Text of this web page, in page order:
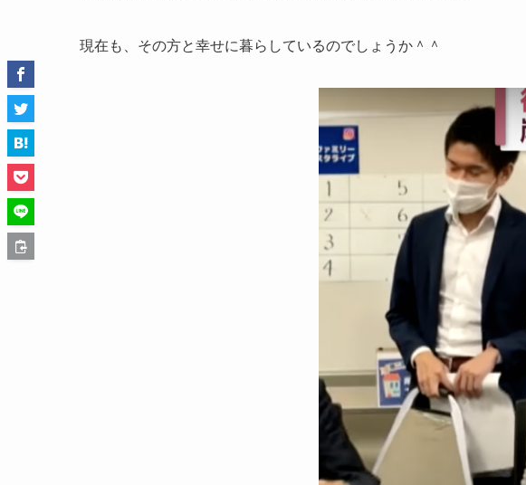
現在も、その方と幸せに暮らしているのでしょうか＾＾